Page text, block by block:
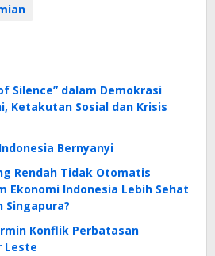
Silence” dalam Demokrasi
Ketakutan Sosial dan Krisis
Bernyanyi
Rendah Tidak Otomatis
Ekonomi Indonesia Lebih Sehat
Singapura?
Konflik Perbatasan
Leste